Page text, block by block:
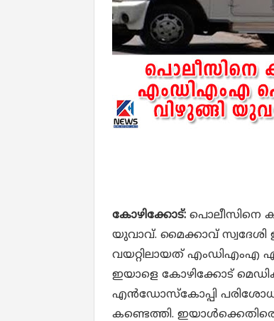
കോഴിക്കോട്: പൊലീസിനെ
യുവാവ്. മൈക്കാവ് സ്വദേശി
വയറ്റിലായത് എംഡിഎംഎ
ഇയാളെ കോഴിക്കോട്
എൻഡോസ്കോപ്പി
കണ്ടെത്തി.